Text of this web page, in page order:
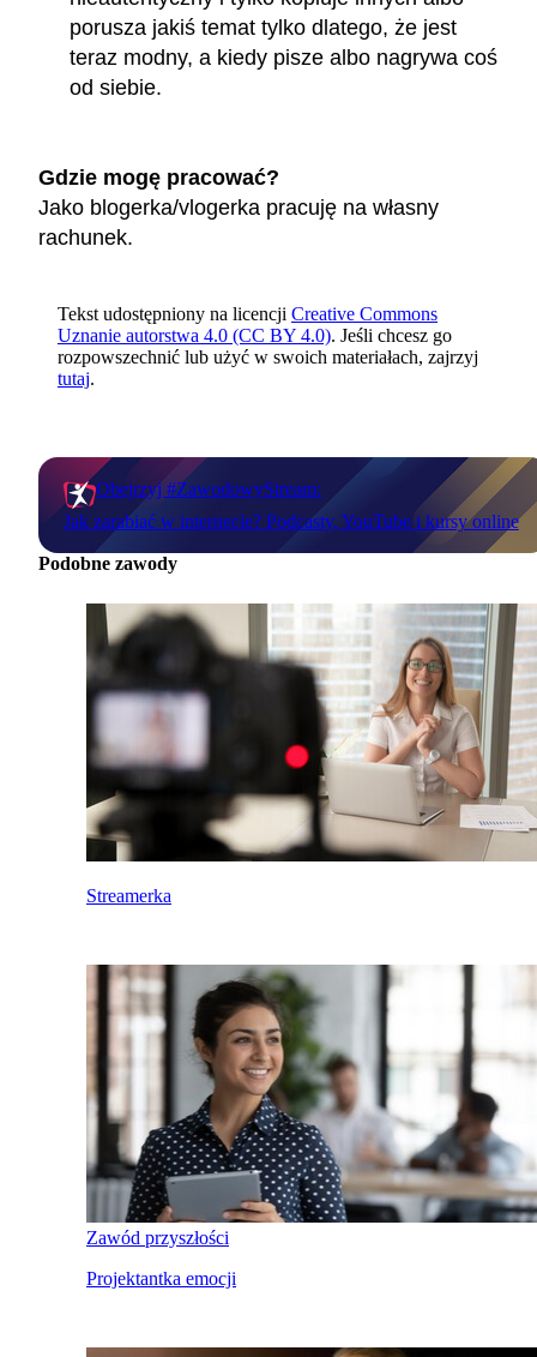
porusza jakiś temat tylko dlatego, że jest
teraz modny, a kiedy pisze albo nagrywa coś
od siebie.
Gdzie mogę pracować?
Jako blogerka/vlogerka pracuję na własny
rachunek.
Tekst udostępniony na licencji Creative Commons
Uznanie autorstwa 4.0 (CC BY 4.0). Jeśli chcesz go
rozpowszechnić lub użyć w swoich materiałach, zajrzyj
tutaj.
Obejrzyj #ZawodowyStream:
Jak zarabiać w internecie? Podcasty, YouTube i kursy online
Podobne zawody
Streamerka
Zawód przyszłości
Projektantka emocji